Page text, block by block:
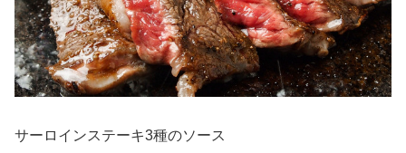
サーロインステーキ3種のソース